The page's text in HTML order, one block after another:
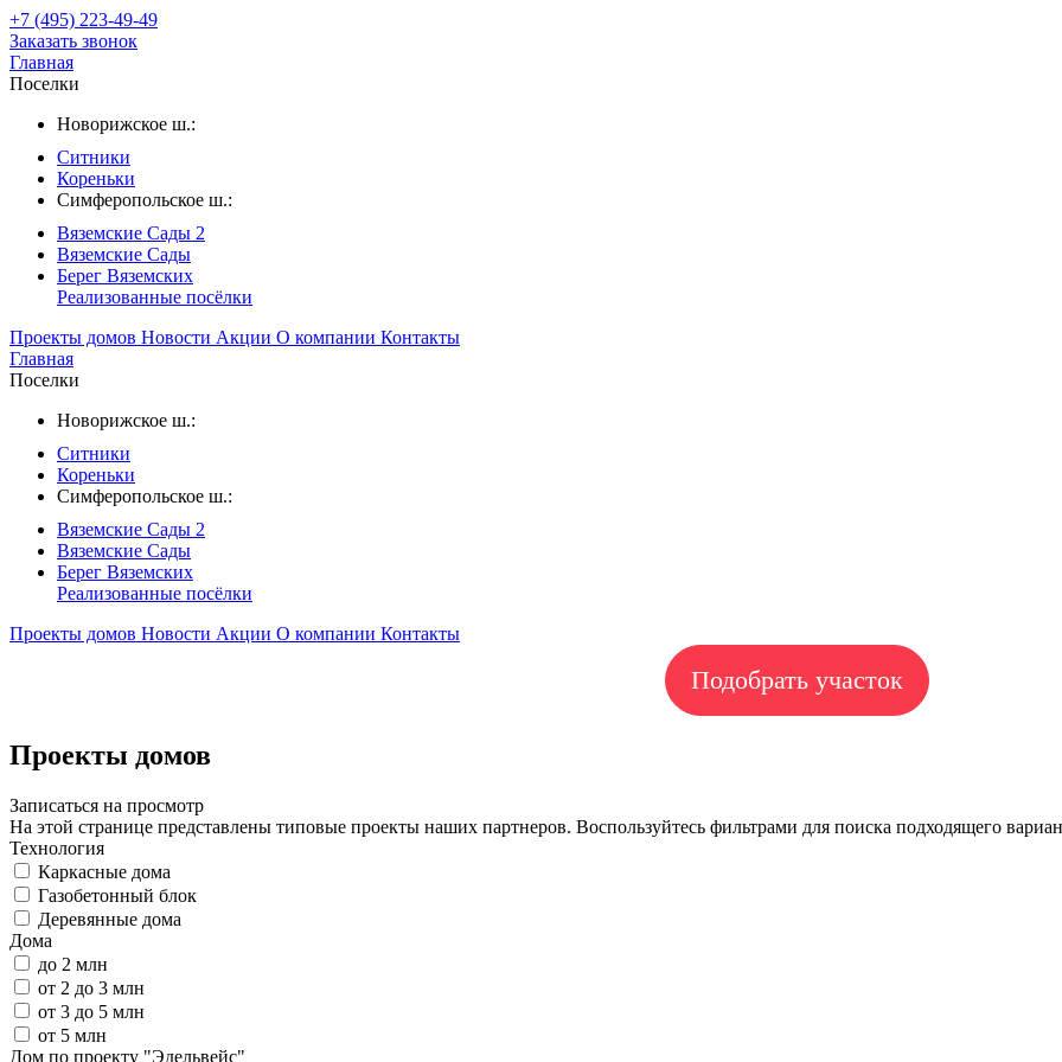
+7 (495) 223-49-49
Заказать звонок
Главная
Поселки
Новорижское ш.:
Ситники
Кореньки
Симферопольское ш.:
Вяземские Сады 2
Вяземские Сады
Берег Вяземскиx
Реализованные посёлки
Проекты домов Новости Акции О компании Контакты
Главная
Поселки
Новорижское ш.:
Ситники
Кореньки
Симферопольское ш.:
Вяземские Сады 2
Вяземские Сады
Берег Вяземскиx
Реализованные посёлки
Проекты домов Новости Акции О компании Контакты
Подобрать участок
Проекты домов
Записаться на просмотр
На этой странице представлены типовые проекты наших партнеров. Воспользуйтесь фильтрами для поиска подходящего
Технология
Каркасные дома
Газобетонный блок
Деревянные дома
Дома
до 2 млн
от 2 до 3 млн
от 3 до 5 млн
от 5 млн
Дом по проекту "Эдельвейс"